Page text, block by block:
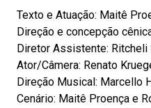
Texto e Atuação: Maitê
Direção e concepção
Diretor Assistente: Ritcheli
Ator/Câmera: Renato
Direção Musical: Marcello
Cenário: Maitê Proença e